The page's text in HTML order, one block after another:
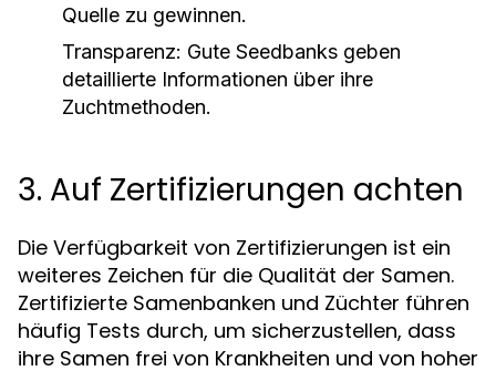
Quelle zu gewinnen.
Transparenz: Gute Seedbanks geben
detaillierte Informationen über ihre
Zuchtmethoden.
3. Auf Zertifizierungen achten
Die Verfügbarkeit von Zertifizierungen ist ein
weiteres Zeichen für die Qualität der Samen.
Zertifizierte Samenbanken und Züchter führen
häufig Tests durch, um sicherzustellen, dass
ihre Samen frei von Krankheiten und von hoher